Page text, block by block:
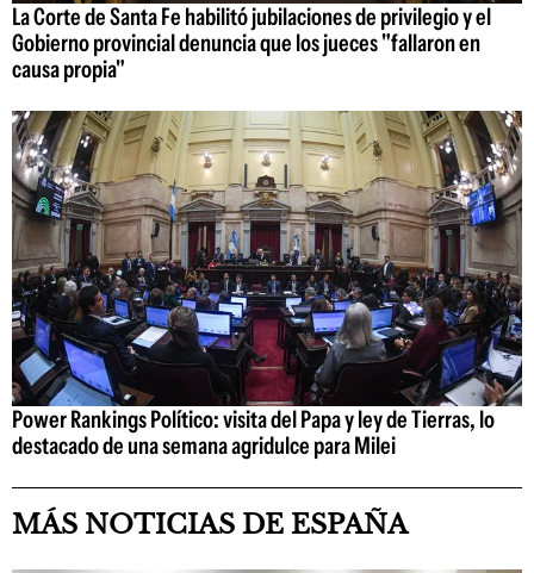
La Corte de Santa Fe habilitó jubilaciones de privilegio y el
Gobierno provincial denuncia que los jueces "fallaron en
causa propia"
Power Rankings Político: visita del Papa y ley de Tierras, lo
destacado de una semana agridulce para Milei
MÁS NOTICIAS DE ESPAÑA